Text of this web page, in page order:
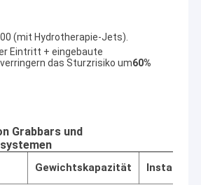
(mit Hydrotherapie-Jets).
Eintritt + eingebaute
das Sturzrisiko um60%
Grabbars und
Gewichtskapazität